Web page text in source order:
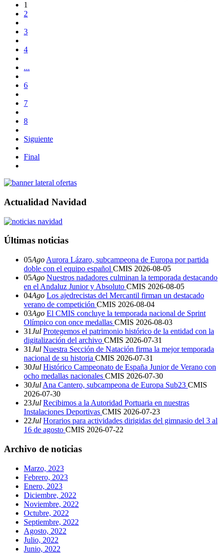
1
2
3
4
...
6
7
8
Siguiente
Final
Actualidad Navidad
Últimas noticias
05Ago Aurora Lázaro, subcampeona de Europa por partida
doble con el equipo español CMIS 2026-08-05
05Ago Nuestros nadadores culminan la temporada destacando
en el Andaluz Junior y Absoluto CMIS 2026-08-05
04Ago Los ajedrecistas del Mercantil firman un destacado
verano de competición CMIS 2026-08-04
03Ago El CMIS concluye la temporada nacional de Sprint
Olímpico con once medallas CMIS 2026-08-03
31Jul Protegemos el patrimonio histórico de la entidad con la
digitalización del archivo CMIS 2026-07-31
31Jul Nuestra Sección de Natación firma la mejor temporada
nacional de su historia CMIS 2026-07-31
30Jul Histórico Campeonato de España Junior de Verano con
ocho medallas nacionales CMIS 2026-07-30
30Jul Ana Cantero, subcampeona de Europa Sub23 CMIS
2026-07-30
23Jul Recibimos a la Autoridad Portuaria en nuestras
Instalaciones Deportivas CMIS 2026-07-23
22Jul Horarios para actividades dirigidas del gimnasio del 3 al
16 de agosto CMIS 2026-07-22
Archivo de noticias
Marzo, 2023
Febrero, 2023
Enero, 2023
Diciembre, 2022
Noviembre, 2022
Octubre, 2022
Septiembre, 2022
Agosto, 2022
Julio, 2022
Junio, 2022